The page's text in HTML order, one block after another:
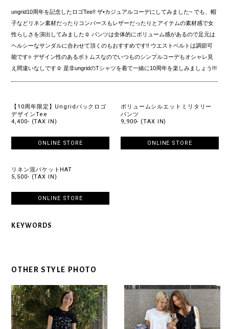
ungrid10周年を記念したロゴTee!! ザ•カジュアルコーデにしてみました~ でも、帽
子などリネン素材だったりコンバースもレザーだったりとアイテムの素材感で女
性らしさを演出してみました☺︎ パンツは全体的にボリューム感があるので足元は
ヘルシーなサンダルに合わせて頂くのもおすすめです!! ウエストベルトは調節可
能です○ デザイン性のあるボトムスなのでいつものシンプルコーデもオシャレ見
え間違いなしです☺︎ 是非ungridのTシャツを着て一緒に10周年を楽しみましょう!!!
【10周年限定】Ungridバックロゴ
デザインTee
4,400- (TAX IN)
ONLINE STORE
ボリュームシルエットミリタリー
パンツ
9,900- (TAX IN)
ONLINE STORE
リネン混バケットHAT
5,500- (TAX IN)
ONLINE STORE
KEYWORDS
OTHER STYLE PHOTO